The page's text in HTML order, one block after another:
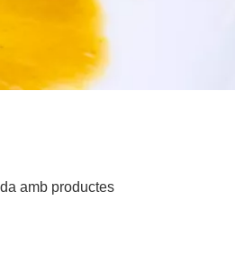
amb productes